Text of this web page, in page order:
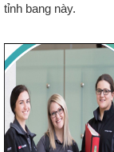
tỉnh bang này.